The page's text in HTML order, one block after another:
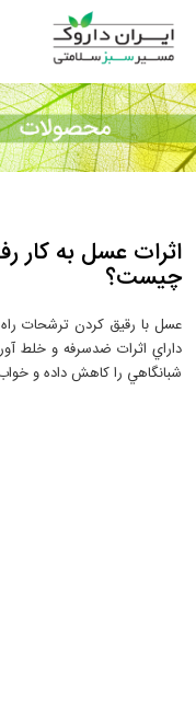
رفتن به محتوای اصلی
اثرات عسل به کار
چیست؟
عسل با رقيق كردن ترشحات
داراي اثرات ضدسرفه و خلط
شبانگاهي را كاهش داده و